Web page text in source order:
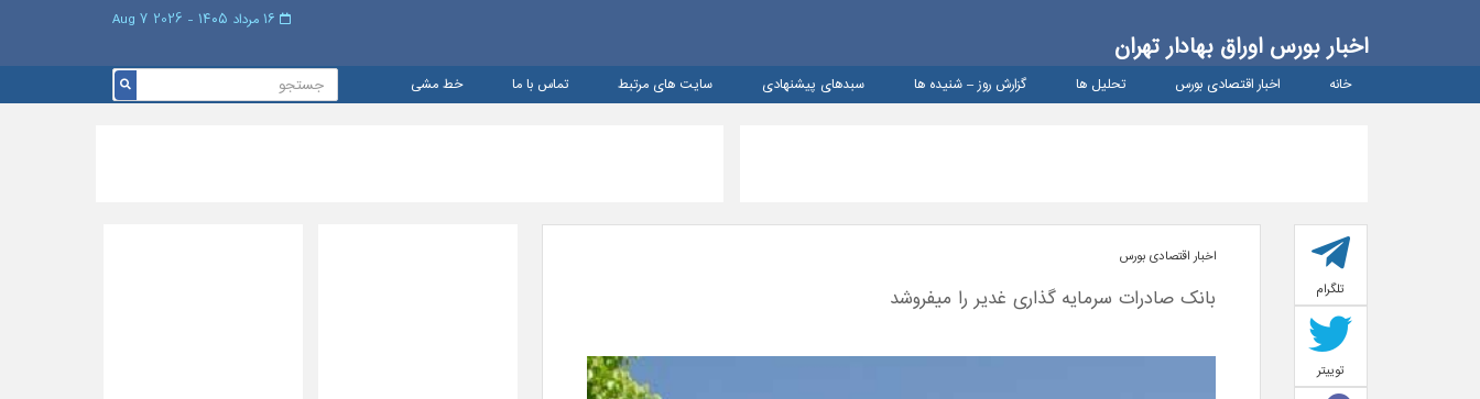
اخبار بورس اوراق بهادار تهران
خانه اخبار اقتصادی بورس تحلیل ها گزارش روز – شنيده ها سبدهای پیشنهادی سایت های مرتبط تماس با ما خط مشی
تلگرام
توییتر
اخبار اقتصادی بورس
بانک صادرات سرمایه گذاری غدیر را میفروشد